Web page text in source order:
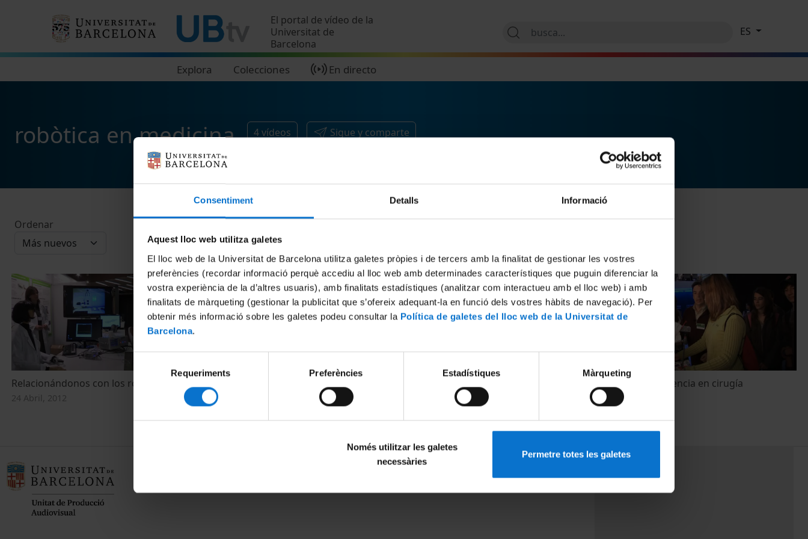
Consentiment Detalls Informació
Aquest lloc web utilitza galetes
El lloc web de la Universitat de Barcelona utilitza galetes pròpies i de tercers amb la finalitat de gestionar les vostres
preferències (recordar informació perquè accediu al lloc web amb determinades característiques que puguin diferenciar la
vostra experiència de la d’altres usuaris), amb finalitats estadístiques (analitzar com interactueu amb el lloc web) i amb
finalitats de màrqueting (gestionar la publicitat que s’ofereix adequant-la en funció dels vostres hàbits de navegació). Per
obtenir més informació sobre les galetes podeu consultar la Política de galetes del lloc web de la Universitat de
Barcelona.
de
consentiment
Requeriments Preferències Estadístiques Màrqueting
Només utilitzar les galetes
necessàries
Permetre totes les galetes
El portal de vídeo de la
Universitat de
Barcelona
Explora Colecciones En directo
ES
robòtica en medicina 4vídeos Sigue y comparte
Ordenar
Relacionándonos con los robots
24 Abril, 2012
Relacionant-nos amb els robots
24 Abril, 2012
Robot d'assistència en cirurgia
1 Abril, 2008
Robot de asistencia en cirugía
1 Abril, 2008
MENÚ PEU 1
Aviso legal
PEU 3